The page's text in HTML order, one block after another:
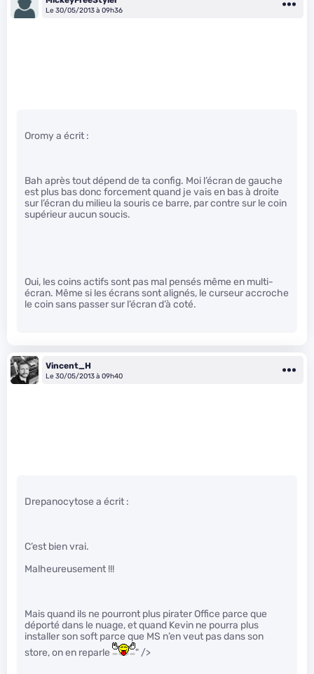
Le 30/05/2013 à 09h36
Oromy a écrit :
Bah après tout dépend de ta config. Moi l’écran de gauche
est plus bas donc forcement quand je vais en bas à droite
sur l’écran du milieu la souris ce barre, par contre sur le coin
supérieur aucun soucis.
Oui, les coins actifs sont pas mal pensés même en multi-
écran. Même si les écrans sont alignés, le curseur accroche
le coin sans passer sur l’écran d’à coté.
Vincent_H
Le 30/05/2013 à 09h40
Drepanocytose a écrit :
C’est bien vrai.
Malheureusement !!!
Mais quand ils ne pourront plus pirater Office parce que
déporté dans le nuage, et quand Kevin ne pourra plus
installer son soft parce que MS n’en veut pas dans son
store, on en reparle
" />